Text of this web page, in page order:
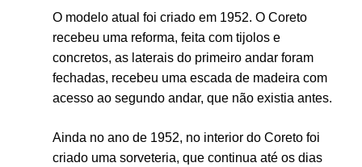
O modelo atual foi criado em 1952. O Coreto
recebeu uma reforma, feita com tijolos e
concretos, as laterais do primeiro andar foram
fechadas, recebeu uma escada de madeira com
acesso ao segundo andar, que não existia antes.
Ainda no ano de 1952, no interior do Coreto foi
criado uma sorveteria, que continua até os dias